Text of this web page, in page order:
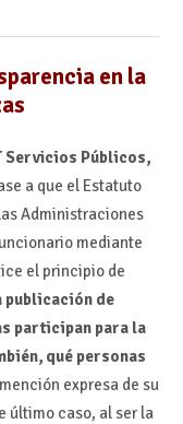
en la
Servicios Públicos,
a que el Estatuto
Administraciones
mediante
el principio de
publicación de
participan para la
qué personas
expresa de su
último caso, al ser la